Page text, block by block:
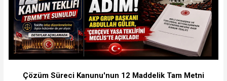
Çözüm Süreci Kanunu'nun 12 Maddelik Tam Metni